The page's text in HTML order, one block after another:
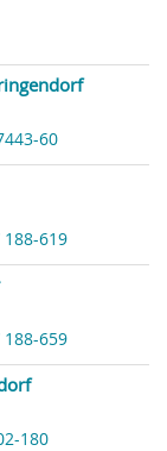
60
188-619
188-659
180